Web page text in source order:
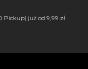
już od 9,99 zł.